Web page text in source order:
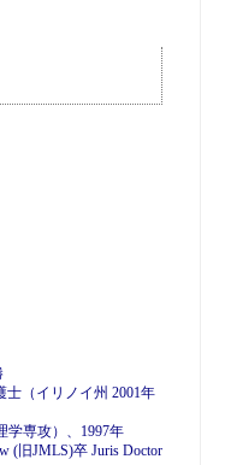
士（イリノイ州 2001年
学専攻）、1997年
(旧JMLS)卒 Juris Doctor